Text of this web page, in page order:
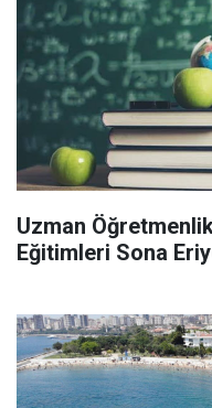
Uzman
Eğitimleri Sona